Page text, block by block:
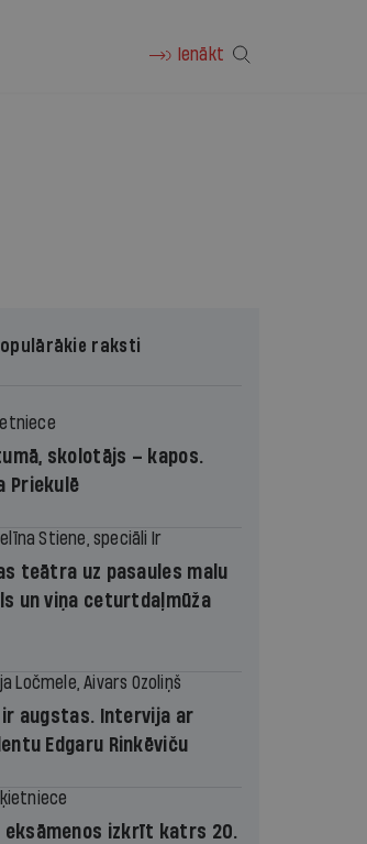
Ienākt
raksti
skolotājs – kapos.
Priekulē
Stiene, speciāli Ir
teātra uz pasaules malu
un viņa ceturtdaļmūža
Ločmele, Aivars Ozoliņš
augstas. Intervija ar
Edgaru Rinkēviču
eksāmenos izkrīt katrs 20.